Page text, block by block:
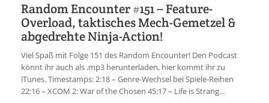
Random Encounter #151 – Feature-
Overload, taktisches Mech-Gemetzel &
abgedrehte Ninja-Action!
Viel Spaß mit Folge 151 des Random Encounter! Den Podcast
könnt ihr auch als .mp3 herunterladen, hier kommt ihr zu
iTunes. Timestamps: 2:18 – Genre-Wechsel bei Spiele-Reihen
22:16 – XCOM 2: War of the Chosen 45:17 – Life is Strang...